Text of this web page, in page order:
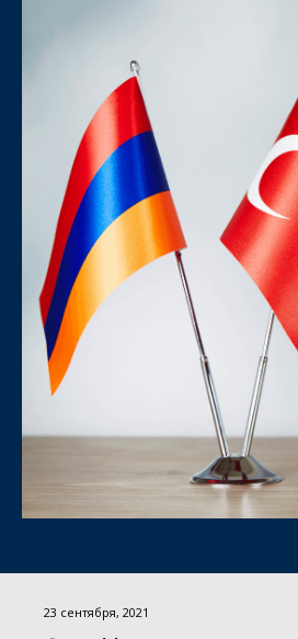
23 сентября, 2021